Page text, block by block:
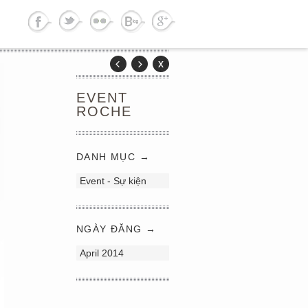
EVENT
ROCHE
DANH MỤC →
Event - Sự kiện
NGÀY ĐĂNG →
April 2014